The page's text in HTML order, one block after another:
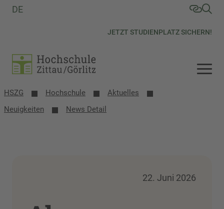
JETZT STUDIENPLATZ SICHERN!
DE
HSZG Hochschule
Aktuelles
Neuigkeiten
News Detail
22. Juni 2026